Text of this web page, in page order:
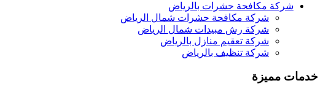
شركة مكافحة حشرات بالرياض
شركة مكافحة حشرات شمال الرياض
شركة رش مبيدات شمال الرياض
شركة تعقيم منازل بالرياض
شركة تنظيف بالرياض
خدمات مميزة